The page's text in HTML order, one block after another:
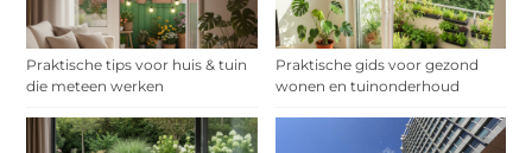
Praktische tips voor huis & tuin
die meteen werken
Praktische gids voor gezond
wonen en tuinonderhoud